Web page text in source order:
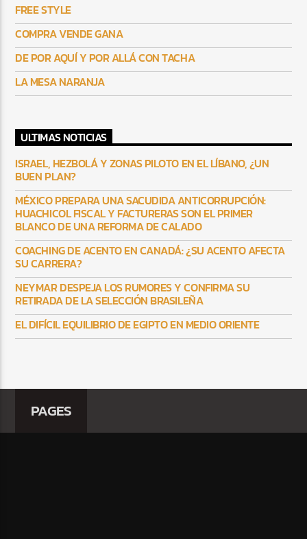
FREE STYLE
COMPRA VENDE GANA
DE POR AQUÍ Y POR ALLÁ CON TACHA
LA MESA NARANJA
ULTIMAS NOTICIAS
ISRAEL, HEZBOLÁ Y ZONAS PILOTO EN EL LÍBANO, ¿UN
BUEN PLAN?
MÉXICO PREPARA UNA SACUDIDA ANTICORRUPCIÓN:
HUACHICOL FISCAL Y FACTURERAS SON EL PRIMER
BLANCO DE UNA REFORMA DE CALADO
COACHING DE ACENTO EN CANADÁ: ¿SU ACENTO AFECTA
SU CARRERA?
NEYMAR DESPEJA LOS RUMORES Y CONFIRMA SU
RETIRADA DE LA SELECCIÓN BRASILEÑA
EL DIFÍCIL EQUILIBRIO DE EGIPTO EN MEDIO ORIENTE
PAGES